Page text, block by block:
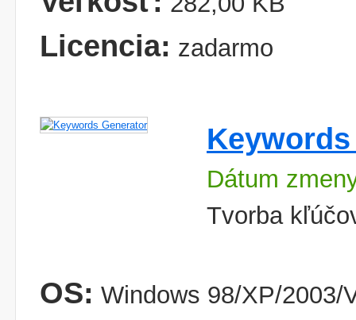
Licencia: zadarmo
Dátum
Tvorba
OS: Windows 98/XP/2003/